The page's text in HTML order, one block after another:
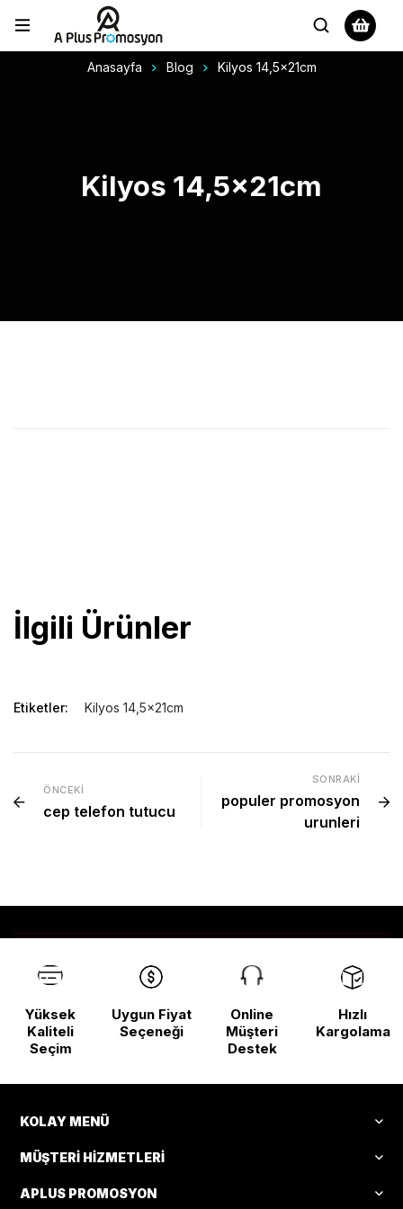
Anasayfa Blog Kilyos 14,5x21cm
Kilyos 14,5x21cm
İlgili Ürünler
Etiketler: Kilyos 14,5x21cm
ÖNCEKI
cep telefon tutucu
SONRAKI
populer promosyon
urunleri
Yüksek
Kaliteli
Seçim
Uygun Fiyat
Seçeneği
Online
Müşteri
Destek
Hızlı
Kargolama
KOLAY MENÜ
MÜŞTERI HIZMETLERI
APLUS PROMOSYON